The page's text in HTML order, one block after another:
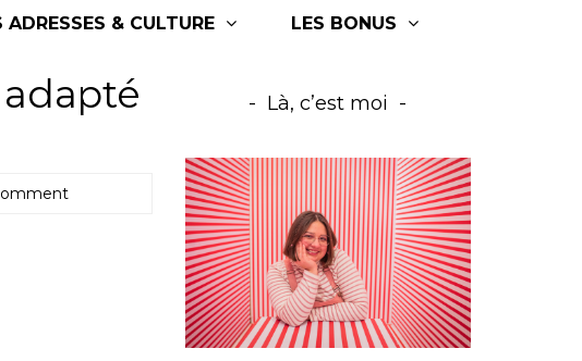
ADRESSES & CULTURE LES BONUS
Là, c’est moi